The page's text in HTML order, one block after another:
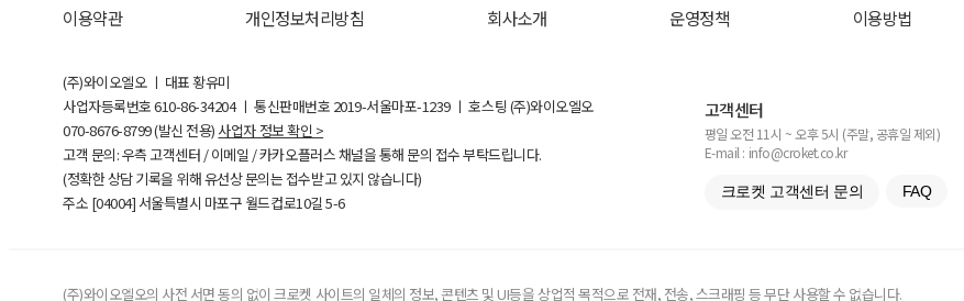
이용약관 개인정보처리방침 회사소개 운영정책 이용방법
(주)와이오엘오 ㅣ 대표 황유미
사업자등록번호610-86-34204ㅣ 통신판매번호 2019-서울마포-1239 ㅣ 호스팅 (주)와이오엘오
070-8676-8799 (발신 전용) 사업자 정보 확인 >
고객 문의: 우측 고객센터 / 이메일 / 카카오플러스 채널을 통해 문의 접수 부탁드립니다.
(정확한 상담 기록을 위해 유선상 문의는 접수받고 있지 않습니다)
주소 [04004] 서울특별시 마포구 월드컵로10길5-6
고객센터
평일 오전 11시 ~ 오후 5시 (주말, 공휴일 제외)
E-mail : info@croket.co.kr
크로켓 고객센터 문의 FAQ
(주)와이오엘오의 사전 서면 동의 없이 크로켓 사이트의 일체의 정보, 콘텐츠 및 UI등을 상업적 목적으로 전재, 전송, 스크래핑 등 무단 사용할 수 없습니다.